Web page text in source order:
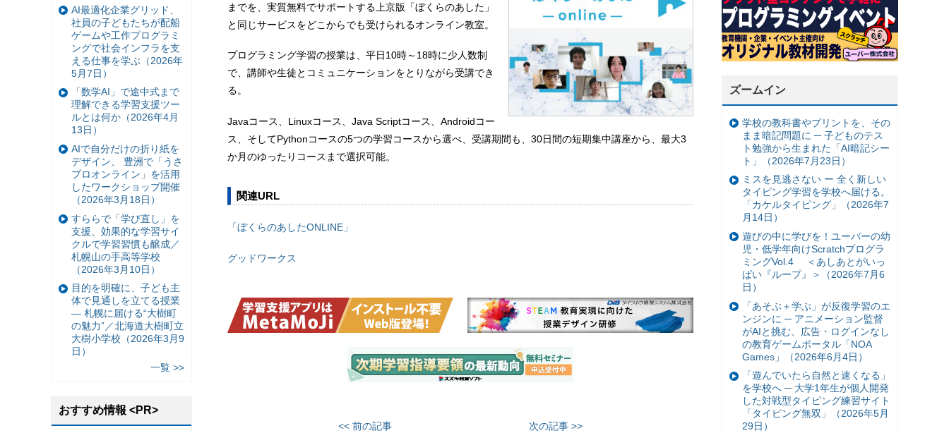
までを、実質無料でサポートする上京版「ぼくらのあした」
と同じサービスをどこからでも受けられるオンライン教室。
プログラミング学習の授業は、平日10時～18時に少人数制
で、講師や生徒とコミュニケーションをとりながら受講でき
る。
Javaコース、Linuxコース、Java Scriptコース、Androidコー
ス、そしてPythonコースの5つの学習コースから選べ、受講期間も、30日間の短期集中講座から、最大3
か月のゆったりコースまで選択可能。
関連URL
「ぼくらのあしたONLINE」
グッドワークス
<< 前の記事 次の記事 >>
ズームイン
学校の教科書やプリントを、その
まま暗記問題に ─ 子どものテス
ト勉強から生まれた「AI暗記シー
ト」（2026年7月23日）
ミスを見逃さない ー 全く新しい
タイピング学習を学校へ届ける。
「カケルタイピング」（2026年7
月14日）
遊びの中に学びを！ユーバーの幼
児・低学年向けScratchプログラ
ミングVol.4 ＜あしあとがいっ
ぱい『ループ』＞（2026年7月6
日）
「あそぶ＋学ぶ」が反復学習のエ
ンジンに ─ アニメーション監督
がAIと挑む、広告・ログインなし
の教育ゲームポータル「NOA
Games」（2026年6月4日）
「遊んでいたら自然と速くなる」
を学校へ ─ 大学1年生が個人開発
した対戦型タイピング練習サイト
「タイピング無双」（2026年5月
29日）
AI最適化企業グリッド、
社員の子どもたちが配船
ゲームや工作プログラミ
ングで社会インフラを支
える仕事を学ぶ（2026年
5月7日）
「数学AI」で途中式まで
理解できる学習支援ツー
ルとは何か（2026年4月
13日）
AIで自分だけの折り紙を
デザイン、 豊洲で「うさ
プロオンライン」を活用
したワークショップ開催
（2026年3月18日）
すららで「学び直し」を
支援、効果的な学習サイ
クルで学習習慣も醸成／
札幌山の手高等学校
（2026年3月10日）
目的を明確に、子ども主
体で見通しを立てる授業
— 札幌に届ける“大樹町
の魅力”／北海道大樹町立
大樹小学校（2026年3月9
日）
一覧 >>
おすすめ情報 <PR>